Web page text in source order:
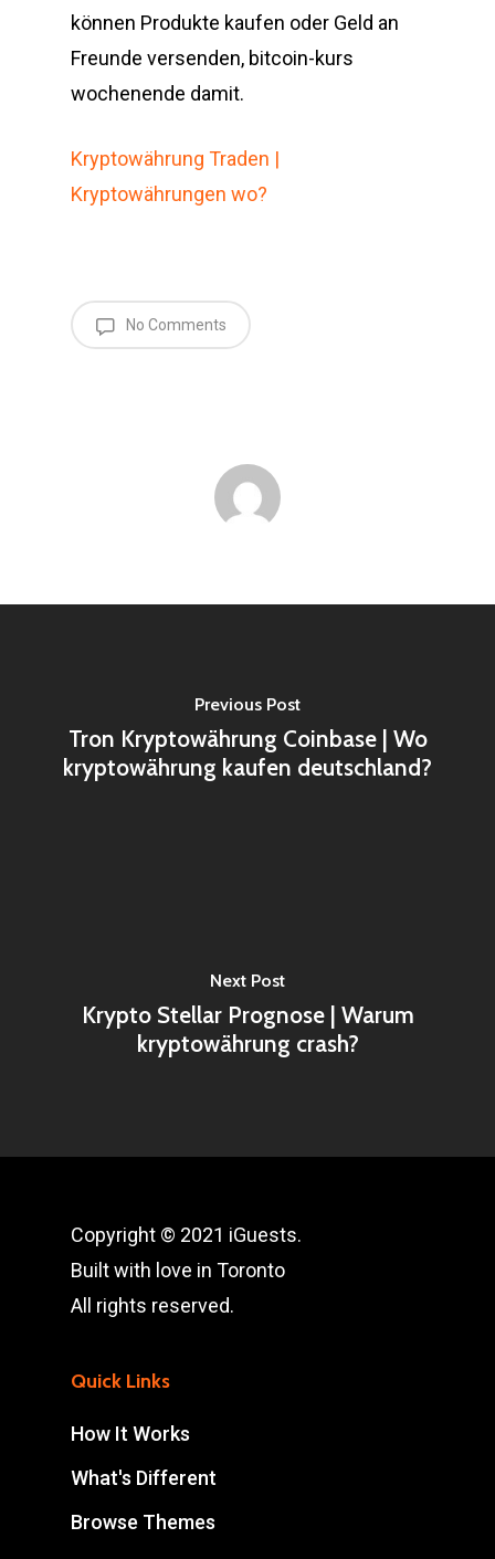
können Produkte kaufen oder Geld an
Freunde versenden, bitcoin-kurs
wochenende damit.
Kryptowährung Traden |
Kryptowährungen wo?
No Comments
Previous Post
Tron Kryptowährung Coinbase | Wo
kryptowährung kaufen deutschland?
Next Post
Krypto Stellar Prognose | Warum
kryptowährung crash?
Copyright © 2021 iGuests.
Built with love in Toronto
All rights reserved.
Quick Links
How It Works
What's Different
Browse Themes